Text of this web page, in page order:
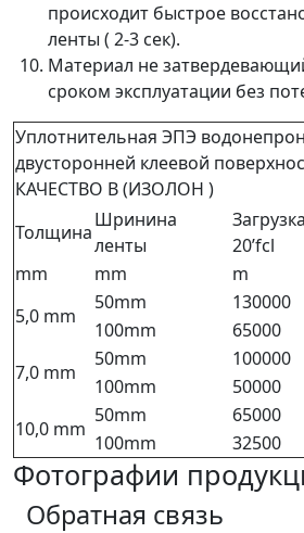
происходит быстрое
ленты ( 2-3 сек).
Материал не
сроком эксплуатации без
Уплотнительная ЭПЭ
двусторонней клеевой
КАЧЕСТВО В (ИЗОЛОН )
Толщина
Шринина
ленты
Загрузка
20’fcl
mm
mm m
5,0 mm
50mm 130000
100mm
65000
7,0 mm
50mm 100000
100mm
50000
10,0 mm
50mm 65000
100mm
32500
Фотографии
Обратная связь